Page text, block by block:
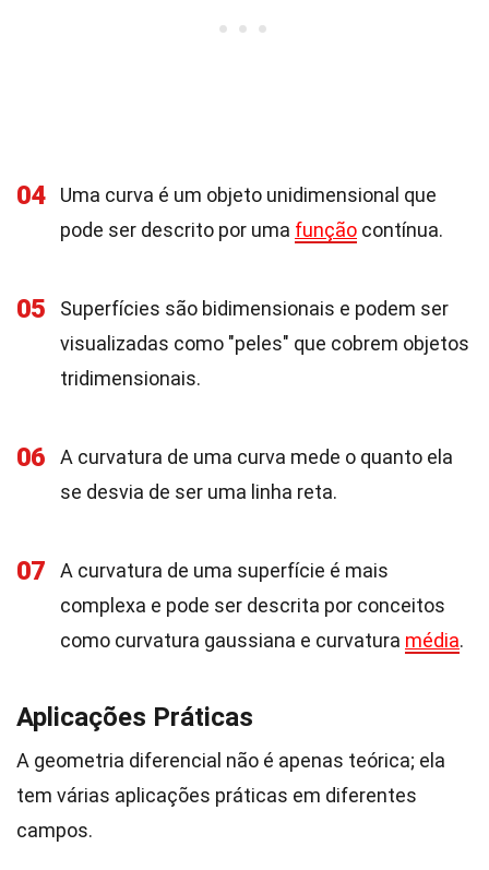
04
Uma curva é um objeto unidimensional que
pode ser descrito por uma função contínua.
05
Superfícies são bidimensionais e podem ser
visualizadas como "peles" que cobrem objetos
tridimensionais.
06
A curvatura de uma curva mede o quanto ela
se desvia de ser uma linha reta.
07
A curvatura de uma superfície é mais
complexa e pode ser descrita por conceitos
como curvatura gaussiana e curvatura média.
Aplicações Práticas
A geometria diferencial não é apenas teórica; ela
tem várias aplicações práticas em diferentes
campos.